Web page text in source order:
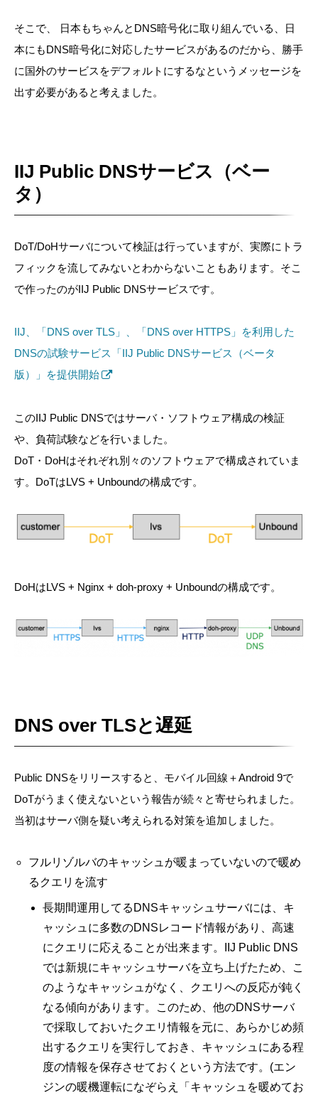
そこで、 日本もちゃんとDNS暗号化に取り組んでいる、日
本にもDNS暗号化に対応したサービスがあるのだから、勝手
に国外のサービスをデフォルトにするなというメッセージを
出す必要があると考えました。
IIJ Public DNSサービス（ベー
タ）
DoT/DoHサーバについて検証は行っていますが、実際にトラ
フィックを流してみないとわからないこともあります。そこ
で作ったのがIIJ Public DNSサービスです。
IIJ、「DNS over TLS」、「DNS over HTTPS」を利用した
DNSの試験サービス「IIJ Public DNSサービス（ベータ
版）」を提供開始
このIIJ Public DNSではサーバ・ソフトウェア構成の検証
や、負荷試験などを行いました。
DoT・DoHはそれぞれ別々のソフトウェアで構成されていま
す。DoTはLVS + Unboundの構成です。
DoHはLVS + Nginx + doh-proxy + Unboundの構成です。
DNS over TLSと遅延
Public DNSをリリースすると、モバイル回線＋Android 9で
DoTがうまく使えないという報告が続々と寄せられました。
当初はサーバ側を疑い考えられる対策を追加しました。
フルリゾルバのキャッシュが暖まっていないので暖め
るクエリを流す
長期間運用してるDNSキャッシュサーバには、キ
ャッシュに多数のDNSレコード情報があり、高速
にクエリに応えることが出来ます。IIJ Public DNS
では新規にキャッシュサーバを立ち上げたため、こ
のようなキャッシュがなく、クエリへの反応が鈍く
なる傾向があります。このため、他のDNSサーバ
で採取しておいたクエリ情報を元に、あらかじめ頻
出するクエリを実行しておき、キャッシュにある程
度の情報を保存させておくという方法です。(エン
ジンの暖機運転になぞらえ「キャッシュを暖めてお